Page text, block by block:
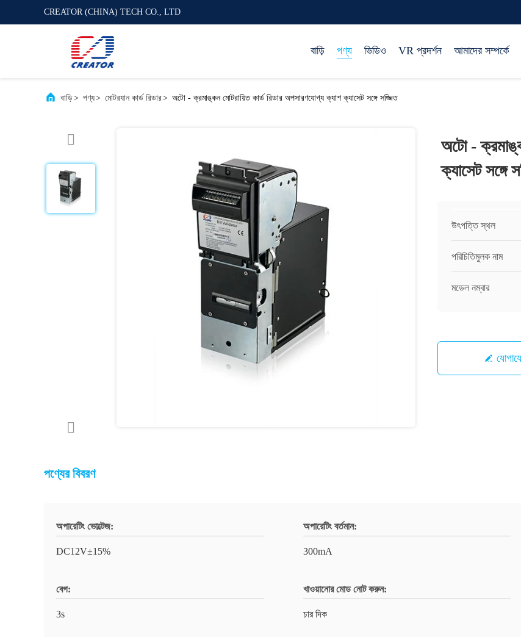
CREATOR (CHINA) TECH CO., LTD
বাড়ি পণ্য ভিডিও VR প্রদর্শন আমাদের সম্পর্কে
বাড়ি> পণ্য> মোটরযান কার্ড রিডার> অটো - ক্রমাঙ্কন মোটরায়িত কার্ড রিডার অপসারণযোগ্য ক্যাশ ক্যাসেট সঙ্গে সজ্জিত
অটো -
ক্যাসেট সঙ্গে
উৎপত্তি স্থল
পরিচিতিমুলক নাম
মডেল নম্বার
পণ্যের বিবরণ
অপারেটিং ভোল্টেজ:
DC12V±15%
অপারেটিং বর্তমান:
300mA
বেগ:
3s
খাওয়ানোর মোড নোট করুন:
চার দিক